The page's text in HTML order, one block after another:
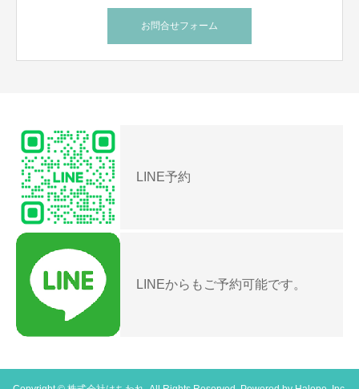
お問合せフォーム
LINE予約
LINEからもご予約可能です。